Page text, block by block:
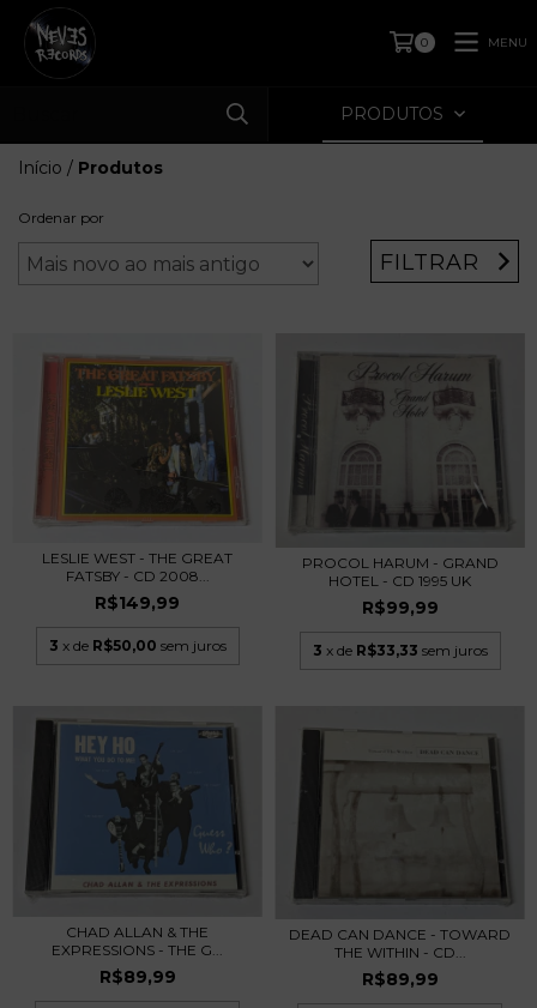
0 MENU
PRODUTOS
Início / Produtos
Ordenar por
FILTRAR
LESLIE WEST - THE GREAT
FATSBY - CD 2008...
R$149,99
3 x de R$50,00 sem juros
PROCOL HARUM - GRAND
HOTEL - CD 1995 UK
R$99,99
3 x de R$33,33 sem juros
CHAD ALLAN & THE
EXPRESSIONS - THE G...
R$89,99
DEAD CAN DANCE - TOWARD
THE WITHIN - CD...
R$89,99